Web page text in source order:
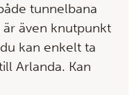
tunnelbana
även knutpunkt
kan enkelt ta
Arlanda. Kan